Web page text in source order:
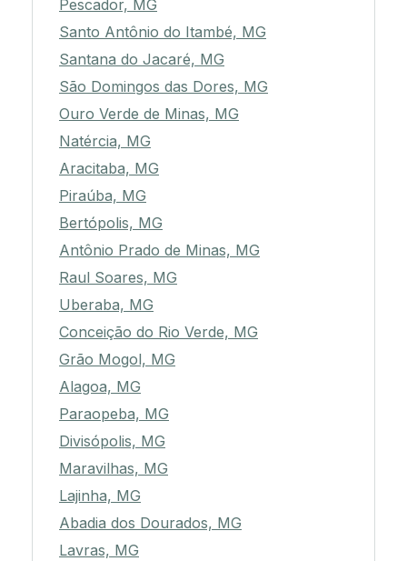
Pescador, MG
Santo Antônio do Itambé, MG
Santana do Jacaré, MG
São Domingos das Dores, MG
Ouro Verde de Minas, MG
Natércia, MG
Aracitaba, MG
Piraúba, MG
Bertópolis, MG
Antônio Prado de Minas, MG
Raul Soares, MG
Uberaba, MG
Conceição do Rio Verde, MG
Grão Mogol, MG
Alagoa, MG
Paraopeba, MG
Divisópolis, MG
Maravilhas, MG
Lajinha, MG
Abadia dos Dourados, MG
Lavras, MG